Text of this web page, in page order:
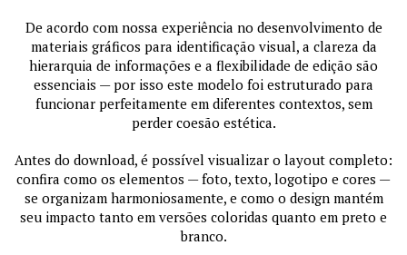
De acordo com nossa experiência no desenvolvimento de
materiais gráficos para identificação visual, a clareza da
hierarquia de informações e a flexibilidade de edição são
essenciais — por isso este modelo foi estruturado para
funcionar perfeitamente em diferentes contextos, sem
perder coesão estética.
Antes do download, é possível visualizar o layout completo:
confira como os elementos — foto, texto, logotipo e cores —
se organizam harmoniosamente, e como o design mantém
seu impacto tanto em versões coloridas quanto em preto e
branco.